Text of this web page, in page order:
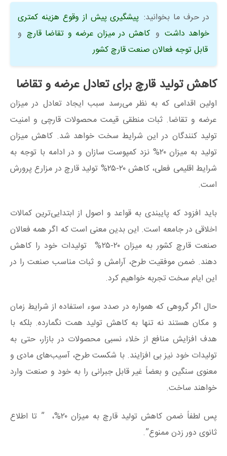
در حرف ما بخوانید: پیشگیری پیش از وقوع هزینه کمتری
خواهد داشت و کاهش در میزان عرضه و تقاضا قارچ و
قابل توجه فعالان صنعت قارچ کشور
کاهش تولید قارچ برای تعادل عرضه و تقاضا
اولین اقدامی که به نظر می‌رسد سبب ایجاد تعادل در میزان
عرضه و تقاضا. ثبات منطقی قیمت محصولات قارچی و امنیت
تولید کنندگان در این شرایط سخت خواهد شد. کاهش میزان
تولید به میزان ۲۰% نزد کمپوست سازان و در ادامه با توجه به
شرایط اقلیمی فعلی، کاهش ۲۰-۲۵% تولید قارچ در مزارع پرورش
است.
باید افزود که پایبندی به قواعد و اصول از ابتدایی‌ترین کمالات
اخلاقی در جامعه است. این بدین معنی است که اگر همه فعالان
صنعت قارچ کشور به میزان ۲۰-۲۵% تولیدات خود را کاهش
دهند. ضمن موفقیت طرح، آرامش و ثبات مناسب صنعت را در
این ایام سخت تجربه خواهیم کرد.
حال اگر گروهی که همواره در صدد سوء استفاده از شرایط زمان
و مکان هستند نه تنها به کاهش تولید همت نگمارده. بلکه با
هدف افزایش منافع از خلاء نسبی محصولات در بازار، حتی به
تولیدات خود نیز بی افزایند. با شکست طرح، آسیب‌های مادی و
معنوی سنگین و بعضاً غیر قابل جبرانی را به خود و صنعت وارد
خواهند ساخت.
پس لطفاً ضمن کاهش تولید قارچ به میزان ۲۰%، ” تا اطلاع
ثانوی دور زدن ممنوع”.